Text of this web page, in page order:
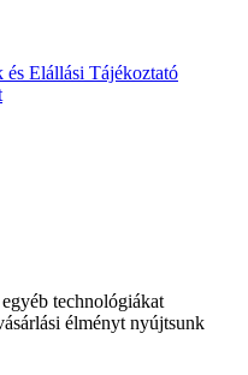
és Elállási Tájékoztató
technológiákat
élményt nyújtsunk